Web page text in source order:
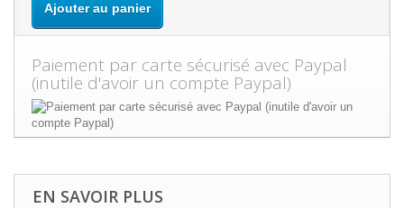
Ajouter au panier
Paiement par carte sécurisé avec Paypal
(inutile d'avoir un compte Paypal)
EN SAVOIR PLUS